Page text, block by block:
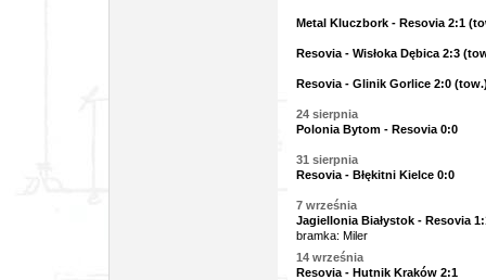
Metal Kluczbork - Resovia 2:1
Resovia - Wisłoka Dębica 2:3
Resovia - Glinik Gorlice 2:0
24 sierpnia
Polonia Bytom - Resovia 0:0
31 sierpnia
Resovia - Błękitni Kielce 0:0
7 września
Jagiellonia Białystok - Resovia
bramka: Miler
14 września
Resovia - Hutnik Kraków 2:1